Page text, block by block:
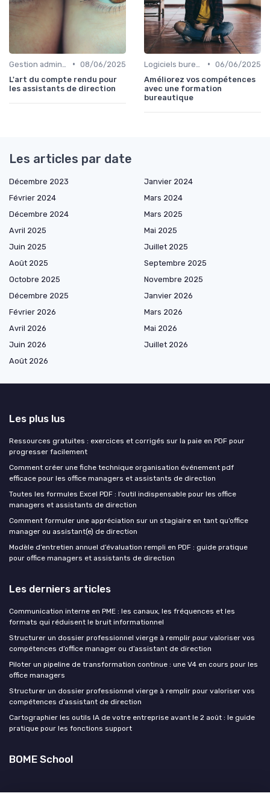
• 08/06/2025
L'art du compte rendu pour
les assistants de direction
• 06/06/2025
Améliorez vos compétences
avec une formation
bureautique
Les articles par date
Décembre 2023
Janvier 2024
Février 2024
Mars 2024
Décembre 2024
Mars 2025
Avril 2025
Mai 2025
Juin 2025
Juillet 2025
Août 2025
Septembre 2025
Octobre 2025
Novembre 2025
Décembre 2025
Janvier 2026
Février 2026
Mars 2026
Avril 2026
Mai 2026
Juin 2026
Juillet 2026
Août 2026
Les plus lus
Ressources gratuites : exercices et corrigés sur la paie en PDF pour
progresser facilement
Comment créer une fiche technique organisation événement pdf
efficace pour les office managers et assistants de direction
Toutes les formules Excel PDF : l’outil indispensable pour les office
managers et assistants de direction
Comment formuler une appréciation sur un stagiaire en tant qu’office
manager ou assistant(e) de direction
Modèle d’entretien annuel d’évaluation rempli en PDF : guide pratique
pour office managers et assistants de direction
Les derniers articles
Communication interne en PME : les canaux, les fréquences et les
formats qui réduisent le bruit informationnel
Structurer un dossier professionnel vierge à remplir pour valoriser vos
compétences d’office manager ou d’assistant de direction
Piloter un pipeline de transformation continue : une V4 en cours pour les
office managers
Structurer un dossier professionnel vierge à remplir pour valoriser vos
compétences d’assistant de direction
Cartographier les outils IA de votre entreprise avant le 2 août : le guide
pratique pour les fonctions support
BOME School